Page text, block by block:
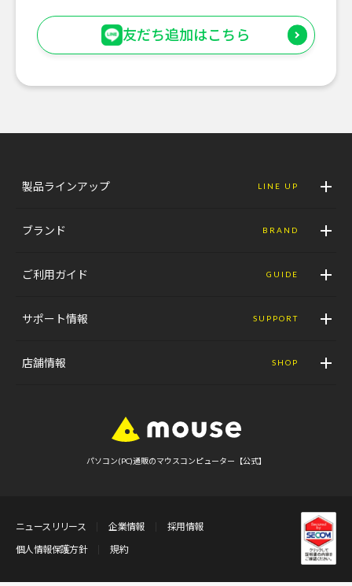
友だち追加はこちら
製品ラインアップ LINE UP
ブランド BRAND
ご利用ガイド GUIDE
サポート情報 SUPPORT
店舗情報 SHOP
パソコン(PC)通販のマウスコンピューター【公式】
ニュースリリース 企業情報
採用情報
個人情報保護方針
規約